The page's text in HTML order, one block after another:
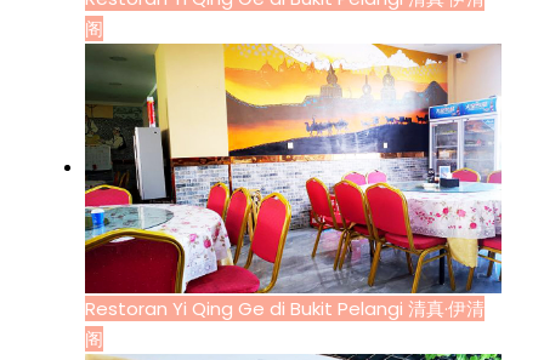
阁
Restoran Yi Qing Ge di Bukit Pelangi 清真·伊清
阁